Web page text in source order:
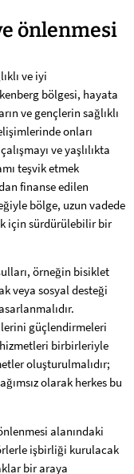
önlenmesi
ve iyi
bölgesi, hayata
ve gençlerin sağlıklı
onları
ve yaşlılıkta
teşvik etmek
finanse edilen
bölge, uzun vadede
için sürdürülebilir bir
örneğin bisiklet
veya sosyal desteği
güçlendirmeleri
birbirleriyle
oluşturulmalıdır;
olarak herkes bu
alanındaki
işbirliği kurulacak
bir araya